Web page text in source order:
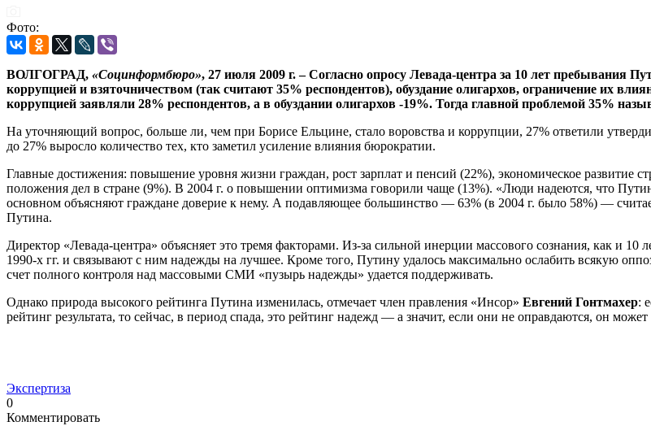
Фото:
ВОЛГОГРАД, «Социнформбюро», 27 июля 2009 г. – Согласно опросу Левада-центра за 10 лет пребывания
коррупцией и взяточничеством (так считают 35% респондентов), обуздание олигархов, ограничение их
коррупцией заявляли 28% респондентов, а в обуздании олигархов -19%. Тогда главной проблемой 35%
На уточняющий вопрос, больше ли, чем при Борисе Ельцине, стало воровства и коррупции, 27% ответили
до 27% выросло количество тех, кто заметил усиление влияния бюрократии.
Главные достижения: повышение уровня жизни граждан, рост зарплат и пенсий (22%), экономическое развитие
положения дел в стране (9%). В 2004 г. о повышении оптимизма говорили чаще (13%). «Люди надеются, что
основном объясняют граждане доверие к нему. А подавляющее большинство — 63% (в 2004 г. было 58%) —
Путина.
Директор «Левада-центра» объясняет это тремя факторами. Из-за сильной инерции массового сознания, как и
1990-х гг. и связывают с ним надежды на лучшее. Кроме того, Путину удалось максимально ослабить всякую
счет полного контроля над массовыми СМИ «пузырь надежды» удается поддерживать.
Однако природа высокого рейтинга Путина изменилась, отмечает член правления «Инсор» Евгений Гонтмахер:
рейтинг результата, то сейчас, в период спада, это рейтинг надежд — а значит, если они не оправдаются, он может
Экспертиза
0
Комментировать